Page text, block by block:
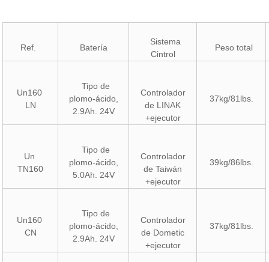
Ref. Batería
Sistema
Cintrol
Peso total
Un160
LN
Tipo de
plomo-ácido,
2.9Ah. 24V
Controlador
de LINAK
+ejecutor
37kg/81lbs.
Un
TN160
Tipo de
plomo-ácido,
5.0Ah. 24V
Controlador
de Taiwán
+ejecutor
39kg/86lbs.
Un160
CN
Tipo de
plomo-ácido,
2.9Ah. 24V
Controlador
de Dometic
+ejecutor
37kg/81lbs.